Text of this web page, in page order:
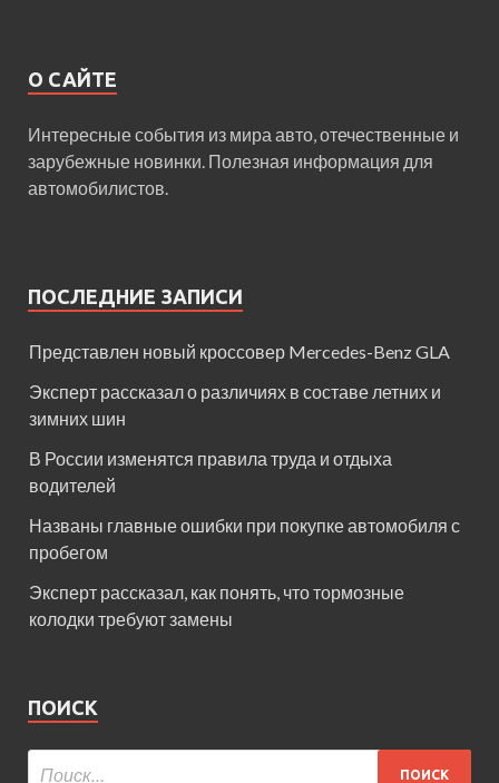
О САЙТЕ
Интересные события из мира авто, отечественные и
зарубежные новинки. Полезная информация для
автомобилистов.
ПОСЛЕДНИЕ ЗАПИСИ
Представлен новый кроссовер Mercedes-Benz GLA
Эксперт рассказал о различиях в составе летних и
зимних шин
В России изменятся правила труда и отдыха
водителей
Названы главные ошибки при покупке автомобиля с
пробегом
Эксперт рассказал, как понять, что тормозные
колодки требуют замены
ПОИСК